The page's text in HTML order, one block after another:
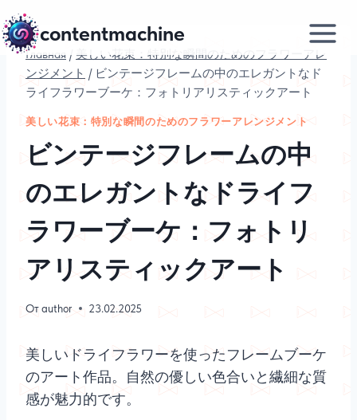
Перейти
к
содержимому
contentmachine
Главная / 美しい花束：特別な瞬間のためのフラワーアレ
ンジメント / ビンテージフレームの中のエレガントなド
ライフラワーブーケ：フォトリアリスティックアート
美しい花束：特別な瞬間のためのフラワーアレンジメント
ビンテージフレームの中
のエレガントなドライフ
ラワーブーケ：フォトリ
アリスティックアート
Отauthor 23.02.2025
美しいドライフラワーを使ったフレームブーケ
のアート作品。自然の優しい色合いと繊細な質
感が魅力的です。